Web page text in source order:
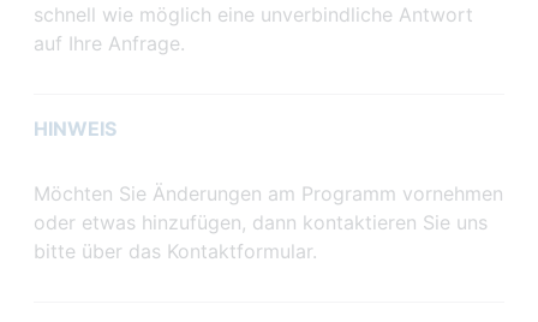
schnell wie möglich eine unverbindliche Antwort
auf Ihre Anfrage.
HINWEIS
Möchten Sie Änderungen am Programm vornehmen
oder etwas hinzufügen, dann kontaktieren Sie uns
bitte über das Kontaktformular.